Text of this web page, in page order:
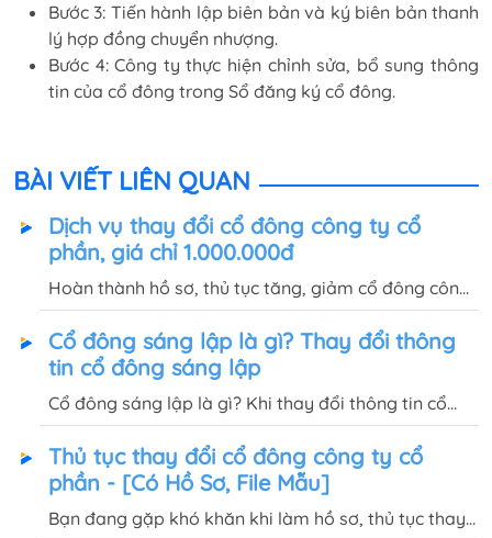
Bước 3: Tiến hành lập biên bản và ký biên bản thanh
lý hợp đồng chuyển nhượng.
Bước 4: Công ty thực hiện chỉnh sửa, bổ sung thông
tin của cổ đông trong Sổ đăng ký cổ đông.
BÀI VIẾT LIÊN QUAN
Dịch vụ thay đổi cổ đông công ty cổ
phần, giá chỉ 1.000.000đ
Hoàn thành hồ sơ, thủ tục tăng, giảm cổ đông công
ty cổ phần trong vòng 1 NGÀY với dịch vụ thay đổi
cổ đông của Quốc Việt, chi phí trọn gói chỉ
1.000.000đ.
Cổ đông sáng lập là gì? Thay đổi thông
tin cổ đông sáng lập
Cổ đông sáng lập là gì? Khi thay đổi thông tin cổ
đông sáng lập, công ty cổ phần có phải thông báo
với Phòng Đăng ký kinh doanh không? Hồ sơ gồm
những gì?
Thủ tục thay đổi cổ đông công ty cổ
phần - [Có Hồ Sơ, File Mẫu]
Bạn đang gặp khó khăn khi làm hồ sơ, thủ tục thay